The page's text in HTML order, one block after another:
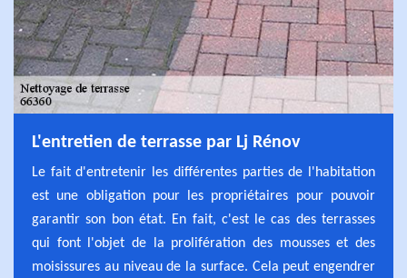
L'entretien de terrasse par Lj Rénov
Le fait d'entretenir les différentes parties de l'habitation
est une obligation pour les propriétaires pour pouvoir
garantir son bon état. En fait, c'est le cas des terrasses
qui font l'objet de la prolifération des mousses et des
moisissures au niveau de la surface. Cela peut engendrer